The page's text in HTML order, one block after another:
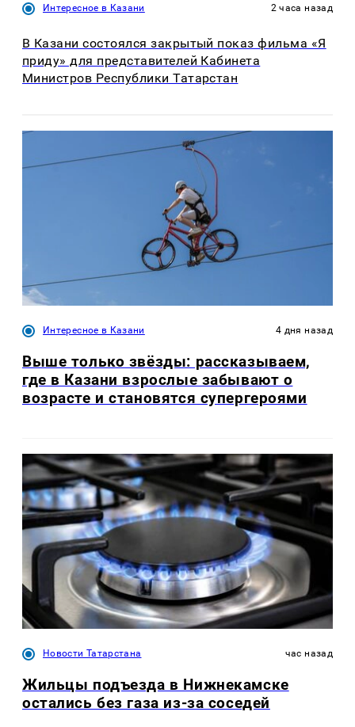
Интересное в Казани 2 часа назад
В Казани состоялся закрытый показ фильма «Я
приду» для представителей Кабинета
Министров Республики Татарстан
Интересное в Казани 4 дня назад
Выше только звёзды: рассказываем,
где в Казани взрослые забывают о
возрасте и становятся супергероями
Новости Татарстана час назад
Жильцы подъезда в Нижнекамске
остались без газа из-за соседей